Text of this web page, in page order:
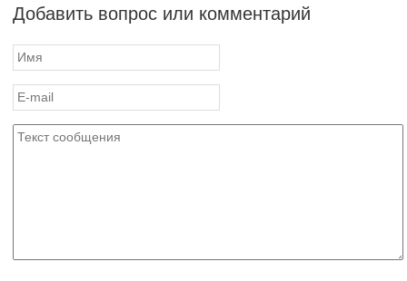
Добавить вопрос или комментарий